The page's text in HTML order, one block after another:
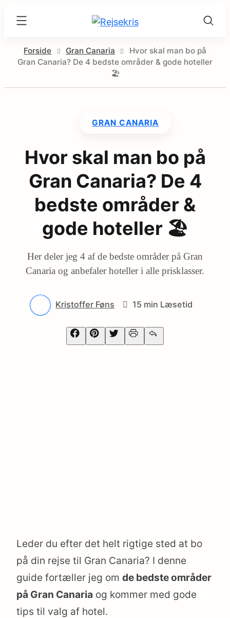
Rejsekris
Forside Gran Canaria
Hvor skal man bo på
Gran Canaria? De 4 bedste områder & gode hoteller
🏖
GRAN CANARIA
Hvor skal man bo på
Gran Canaria? De 4
bedste områder &
gode hoteller 🏖
Her deler jeg 4 af de bedste områder på Gran
Canaria og anbefaler hoteller i alle prisklasser.
Kristoffer Føns 15 min Læsetid
Leder du efter det helt rigtige sted at bo
på din rejse til Gran Canaria? I denne
guide fortæller jeg om de bedste områder
på Gran Canaria og kommer med gode
tips til valg af hotel.